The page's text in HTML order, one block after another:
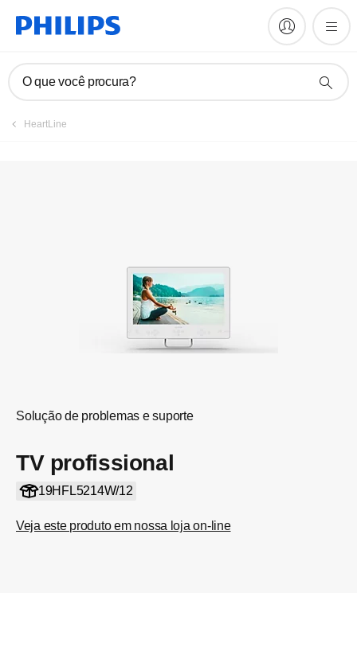
O que você procura?
HeartLine
Solução de problemas e suporte
TV profissional
19HFL5214W/12
Veja este produto em nossa loja on-line
Cadastrar o produto